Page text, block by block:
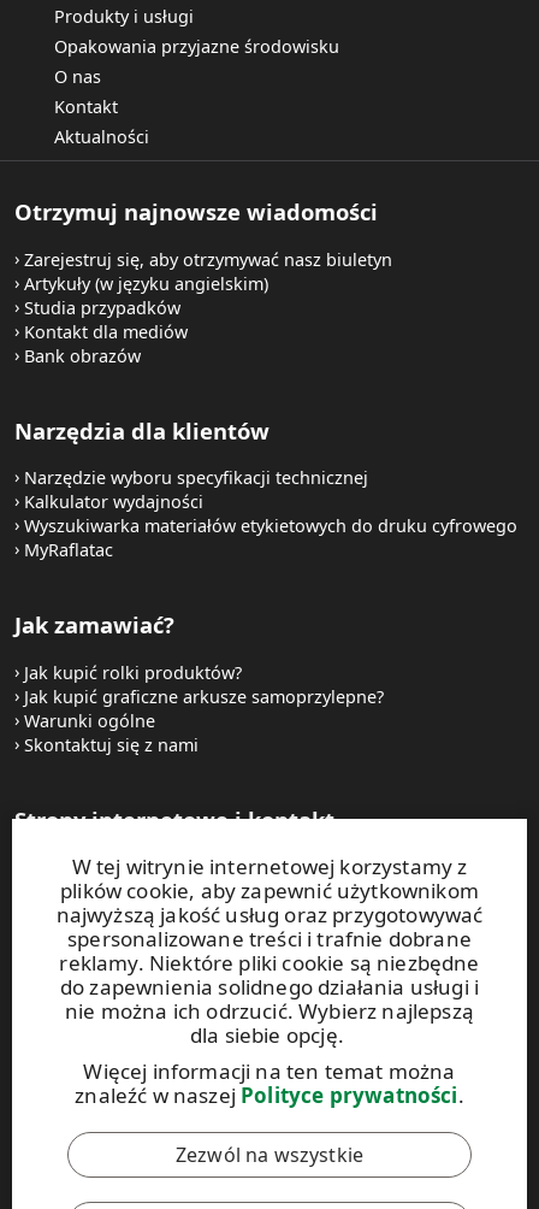
W tej witrynie internetowej korzystamy z
plików cookie, aby zapewnić użytkownikom
najwyższą jakość usług oraz przygotowywać
spersonalizowane treści i trafnie dobrane
reklamy. Niektóre pliki cookie są niezbędne
do zapewnienia solidnego działania usługi i
nie można ich odrzucić. Wybierz najlepszą
dla siebie opcję.
Więcej informacji na ten temat można
znaleźć w naszej Polityce prywatności.
Zezwól na wszystkie
Produkty i usługi
Opakowania przyjazne środowisku
O nas
Kontakt
Aktualności
Otrzymuj najnowsze wiadomości
Zarejestruj się, aby otrzymywać nasz biuletyn
Artykuły (w języku angielskim)
Studia przypadków
Kontakt dla mediów
Bank obrazów
Narzędzia dla klientów
Narzędzie wyboru specyfikacji technicznej
Kalkulator wydajności
Wyszukiwarka materiałów etykietowych do druku cyfrowego
MyRaflatac
Jak zamawiać?
Jak kupić rolki produktów?
Jak kupić graficzne arkusze samoprzylepne?
Warunki ogólne
Skontaktuj się z nami
Strony internetowe i kontakt
UPM Raflatac Graphics Solutions
UPM Raflatac Office Products
UPM Raflatac Industrial Removables
Kontakt
Niniejsza witryna jest chroniona za pomocą rozwiązania
reCAPTCHA. Obowiązują
zasady ochrony prywatności
warunki korzystaniaz usług Google.
Kodeks postępowania UPM